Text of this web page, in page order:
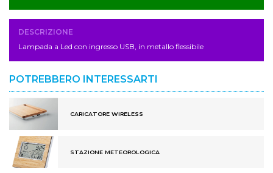
DESCRIZIONE
Lampada a Led con ingresso USB, in metallo flessibile
POTREBBERO INTERESSARTI
CARICATORE WIRELESS
STAZIONE METEOROLOGICA